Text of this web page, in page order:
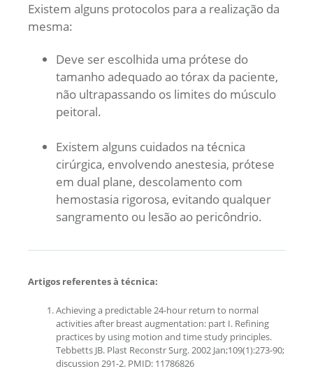
Existem alguns protocolos para a realização da
mesma:
Deve ser escolhida uma prótese do
tamanho adequado ao tórax da paciente,
não ultrapassando os limites do músculo
peitoral.
Existem alguns cuidados na técnica
cirúrgica, envolvendo anestesia, prótese
em dual plane, descolamento com
hemostasia rigorosa, evitando qualquer
sangramento ou lesão ao pericôndrio.
Artigos referentes à técnica:
Achieving a predictable 24-hour return to normal
activities after breast augmentation: part I. Refining
practices by using motion and time study principles.
Tebbetts JB. Plast Reconstr Surg. 2002 Jan;109(1):273-90;
discussion 291-2. PMID: 11786826